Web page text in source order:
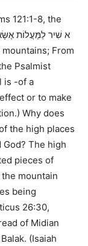
121:1-8, the
א שִׁיר לַמַּעֲלוֹת
Psalmist
is -of a
or to make
) Why does
the high places
The high
pieces of
mountain
being
26:30,
of Midian
(Isaiah